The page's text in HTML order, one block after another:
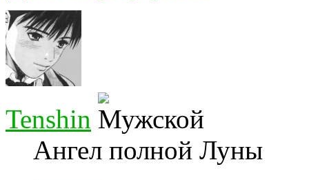
Tenshin
Ангел полной Луны